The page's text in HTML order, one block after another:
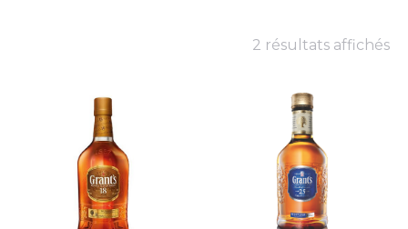
2 résultats affichés